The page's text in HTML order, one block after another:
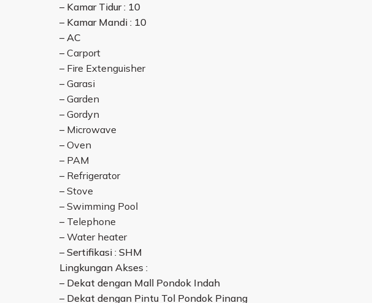
– Kamar Tidur : 10
– Kamar Mandi : 10
– AC
– Carport
– Fire Extenguisher
– Garasi
– Garden
– Gordyn
– Microwave
– Oven
– PAM
– Refrigerator
– Stove
– Swimming Pool
– Telephone
– Water heater
– Sertifikasi : SHM
Lingkungan Akses :
– Dekat dengan Mall Pondok Indah
– Dekat dengan Pintu Tol Pondok Pinang